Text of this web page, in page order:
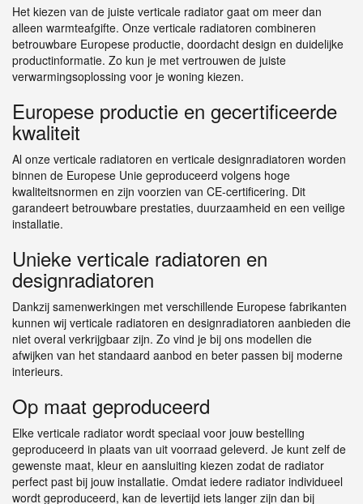
Het kiezen van de juiste verticale radiator gaat om meer dan
alleen warmteafgifte. Onze verticale radiatoren combineren
betrouwbare Europese productie, doordacht design en duidelijke
productinformatie. Zo kun je met vertrouwen de juiste
verwarmingsoplossing voor je woning kiezen.
Europese productie en gecertificeerde
kwaliteit
Al onze verticale radiatoren en verticale designradiatoren worden
binnen de Europese Unie geproduceerd volgens hoge
kwaliteitsnormen en zijn voorzien van CE-certificering. Dit
garandeert betrouwbare prestaties, duurzaamheid en een veilige
installatie.
Unieke verticale radiatoren en
designradiatoren
Dankzij samenwerkingen met verschillende Europese fabrikanten
kunnen wij verticale radiatoren en designradiatoren aanbieden die
niet overal verkrijgbaar zijn. Zo vind je bij ons modellen die
afwijken van het standaard aanbod en beter passen bij moderne
interieurs.
Op maat geproduceerd
Elke verticale radiator wordt speciaal voor jouw bestelling
geproduceerd in plaats van uit voorraad geleverd. Je kunt zelf de
gewenste maat, kleur en aansluiting kiezen zodat de radiator
perfect past bij jouw installatie. Omdat iedere radiator individueel
wordt geproduceerd, kan de levertijd iets langer zijn dan bij